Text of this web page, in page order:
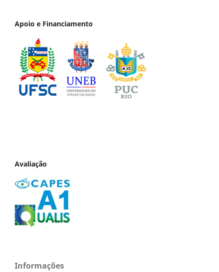
Apoio e Financiamento
Avaliação
Informações